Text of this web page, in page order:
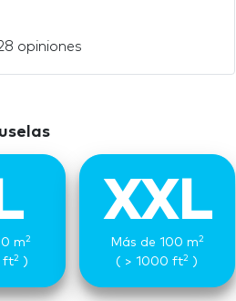
opiniones
m2
ft2 )
XXL
Más de 100 m2
( > 1000 ft2 )